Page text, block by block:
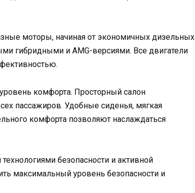
моторы, начиная от экономичных дизельных
гибридными и AMG-версиями. Все двигатели
комфорта. Просторный салон
пассажиров. Удобные сиденья, мягкая
комфорта позволяют наслаждаться
безопасности и активной
максимальный уровень безопасности и